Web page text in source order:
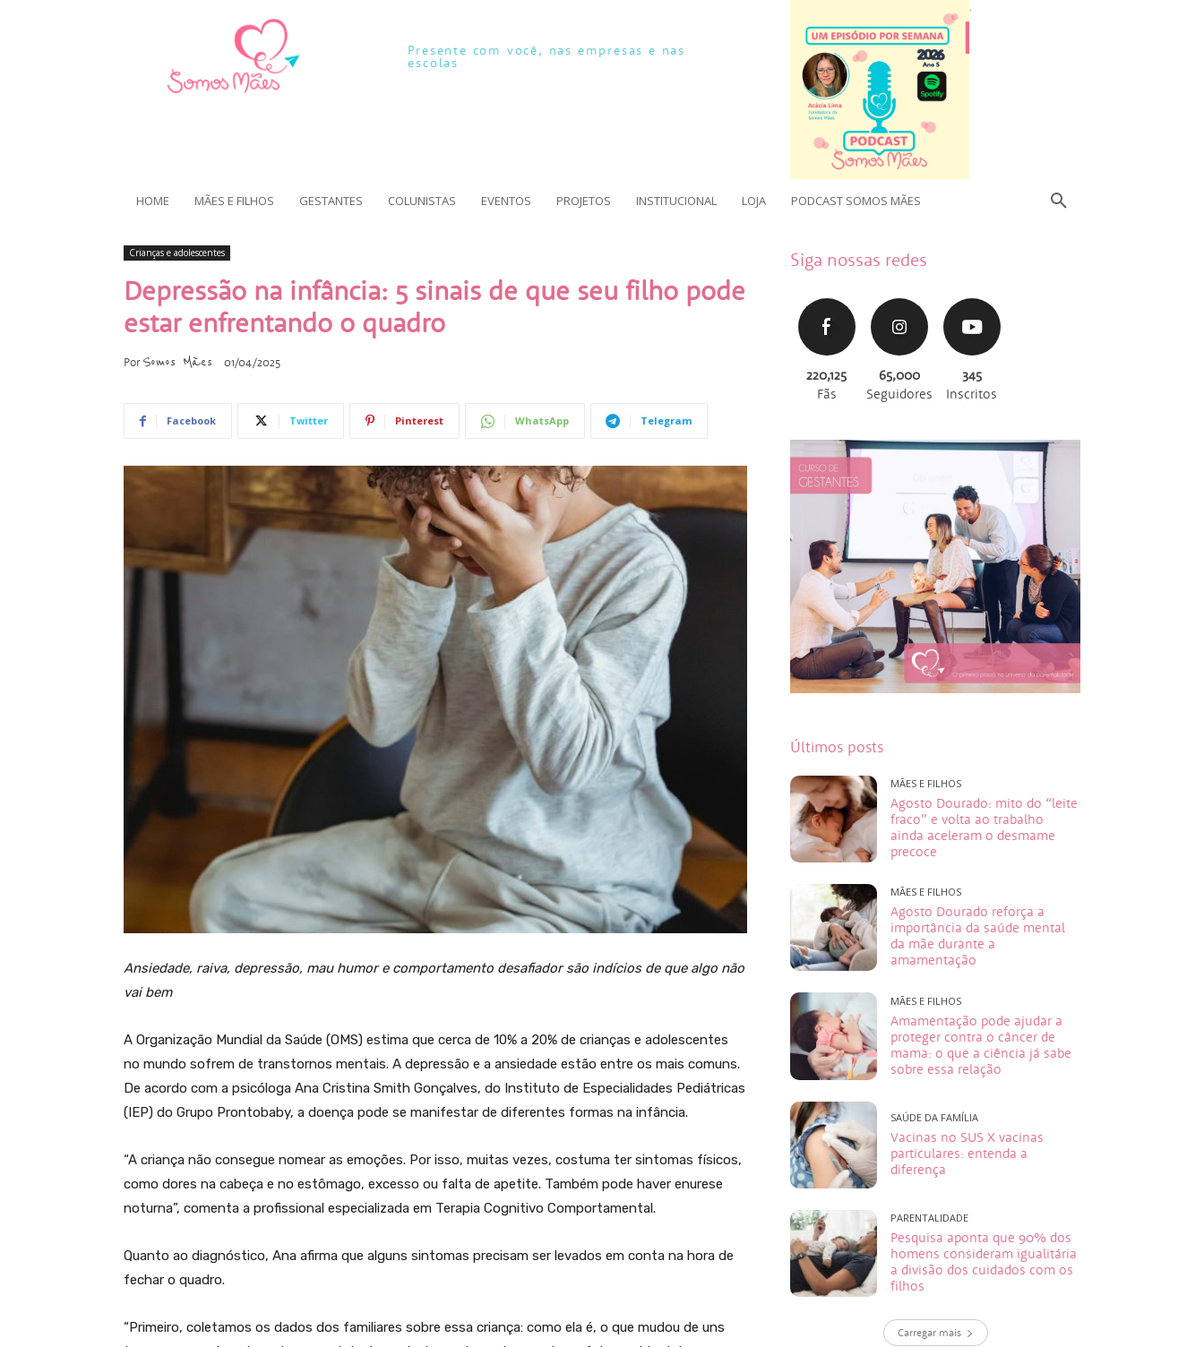
Presente com você, nas empresas e nas
escolas
.
HOME MÃES E FILHOS GESTANTES COLUNISTAS EVENTOS PROJETOS INSTITUCIONAL LOJA PODCAST SOMOS MÃES
Crianças e adolescentes
Depressão na infância: 5 sinais de que seu filho pode
estar enfrentando o quadro
Por Somos Mães 01/04/2025
Facebook Twitter Pinterest WhatsApp Telegram
Ansiedade, raiva, depressão, mau humor e comportamento desafiador são indícios de que algo não
vai bem
A Organização Mundial da Saúde (OMS) estima que cerca de 10% a 20% de crianças e adolescentes
no mundo sofrem de transtornos mentais. A depressão e a ansiedade estão entre os mais comuns.
De acordo com a psicóloga Ana Cristina Smith Gonçalves, do Instituto de Especialidades Pediátricas
(IEP) do Grupo Prontobaby, a doença pode se manifestar de diferentes formas na infância.
“A criança não consegue nomear as emoções. Por isso, muitas vezes, costuma ter sintomas físicos,
como dores na cabeça e no estômago, excesso ou falta de apetite. Também pode haver enurese
noturna”, comenta a profissional especializada em Terapia Cognitivo Comportamental.
Quanto ao diagnóstico, Ana afirma que alguns sintomas precisam ser levados em conta na hora de
fechar o quadro.
“Primeiro, coletamos os dados dos familiares sobre essa criança: como ela é, o que mudou de uns
Siga nossas redes
220,125
Fãs
65,000
Seguidores
345
Inscritos
Últimos posts
MÃES E FILHOS
Agosto Dourado: mito do “leite
fraco” e volta ao trabalho
ainda aceleram o desmame
precoce
MÃES E FILHOS
Agosto Dourado reforça a
importância da saúde mental
da mãe durante a
amamentação
MÃES E FILHOS
Amamentação pode ajudar a
proteger contra o câncer de
mama: o que a ciência já sabe
sobre essa relação
SAÚDE DA FAMÍLIA
Vacinas no SUS X vacinas
particulares: entenda a
diferença
PARENTALIDADE
Pesquisa aponta que 90% dos
homens consideram igualitária
a divisão dos cuidados com os
filhos
Carregar mais